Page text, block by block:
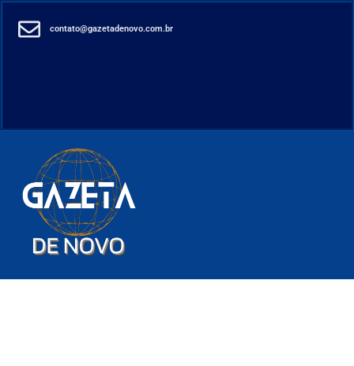
contato@gazetadenovo.com.br